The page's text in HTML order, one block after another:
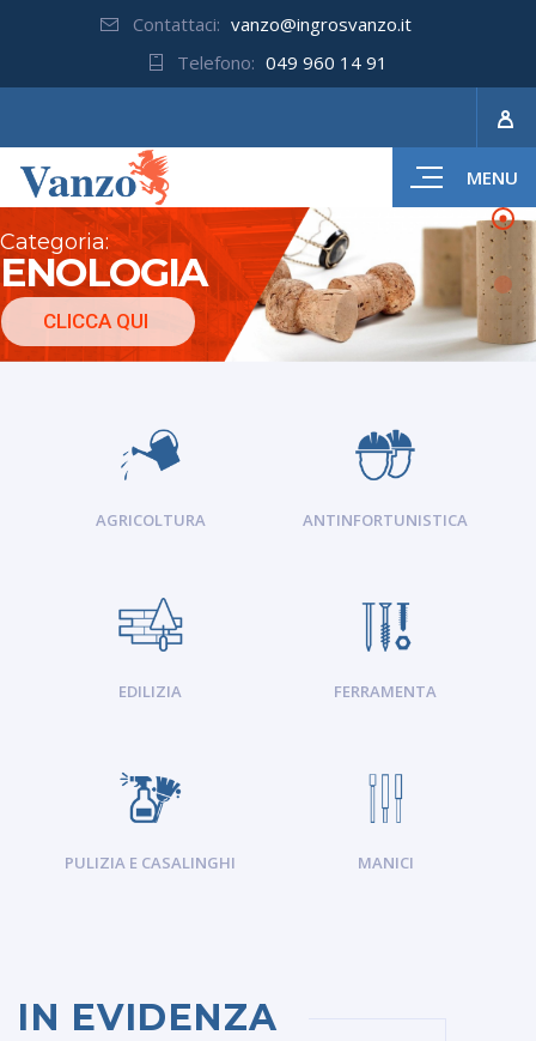
Contattaci: vanzo@ingrosvanzo.it
Telefono: 049 960 14 91
MENU
ENOLOGIA
Categoria:
CLICCA QUI
AGRICOLTURA ANTINFORTUNISTICA
EDILIZIA FERRAMENTA
PULIZIA E CASALINGHI MANICI
IN EVIDENZA